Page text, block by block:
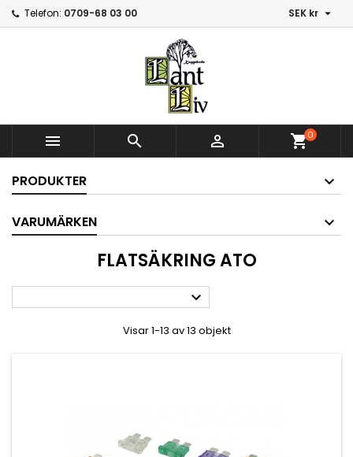
Telefon: 0709-68 03 00 SEK kr 
   shopping_cart0
PRODUKTER
VARUMÄRKEN
FLATSÄKRING ATO

Visar 1-13 av 13 objekt